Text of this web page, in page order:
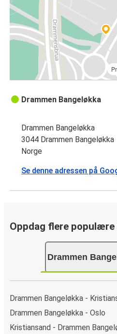
Drammen Bangeløkka
Drammen Bangeløkka
3044 Drammen Bangeløkka
Norge
Se denne adressen på
Oppdag flere
Drammen
Drammen Bangeløkka -
Drammen Bangeløkka - Oslo
Kristiansand - Drammen